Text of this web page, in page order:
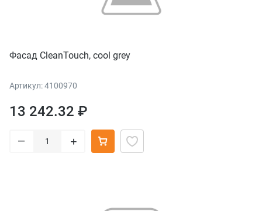
Фасад CleanTouch, cool grey
Артикул: 4100970
13 242.32 ₽
– +